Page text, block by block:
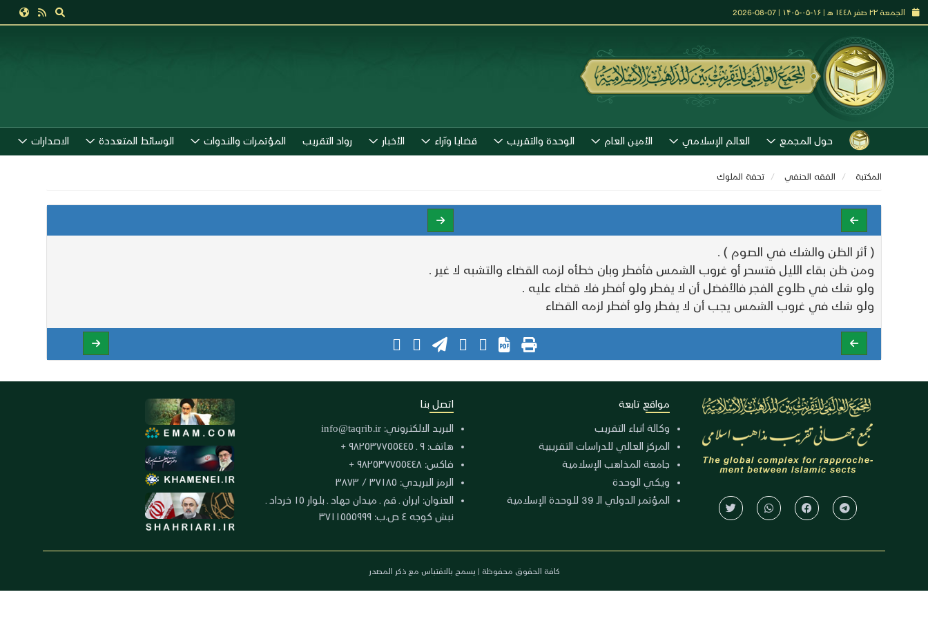
الجمعة ٢٢ صفر ١٤٤٨ هـ | ۱۶-۰۵-۱۴۰۵ | 07-08-2026
حول المجمع العالم الإسلامي الأمين العام الوحدة والتقريب قضايا وآراء الأخبار رواد التقريب المؤتمرات والندوات الوسائط المتعددة الاصدارات
المكتبة الفقه الحنفي تحفة الملوك
( أثر الظن والشك في الصوم ) .
ومن ظن بقاء الليل فتسحر أو غروب الشمس فأفطر وبان خطأه لزمه القضاء والتشبه لا غير .
ولو شك في طلوع الفجر فالأفضل أن لا يفطر ولو أفطر فلا قضاء عليه .
ولو شك في غروب الشمس يجب أن لا يفطر ولو أفطر لزمه القضاء
مواقع تابعة
وكالة أنباء التقريب
المركز العالي للدراسات التقريبية
جامعة المذاهب الإسلامية
ويكي الوحدة
المؤتمر الدولي الـ 39 للوحدة الإسلامية
اتصل بنا
البريد الالكتروني: info@taqrib.ir
هاتف: ٩ ـ ٩٨٢٥٣٧٧٥٥٤٤٥ +
فاكس: ٩٨٢٥٣٧٧٥٥٤٤٨ +
الرمز البريدي: ٣٧١٨٥ / ٣٨٧٣
العنوان: ايران ـ قم ـ ميدان جهاد ـ بلوار ١٥ خرداد ـ
نبش كوجه ٤ ص.ب: ٣٧١١٥٥٥٩٩٩
كافة الحقوق محفوظة | يسمح بالاقتباس مع ذكر المصدر